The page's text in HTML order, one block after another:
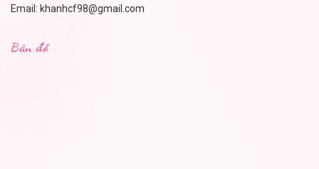
Email: khanhcf98@gmail.com
Bản đồ